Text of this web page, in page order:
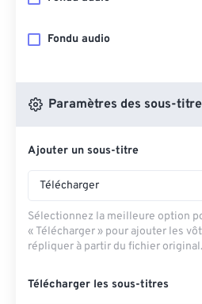
Fondu audio
Paramètres des sous-
Ajouter un sous-titre
Télécharger
Sélectionnez la meilleure option
« Télécharger » pour ajouter les
répliquer à partir du fichier original.
Télécharger les sous-titres